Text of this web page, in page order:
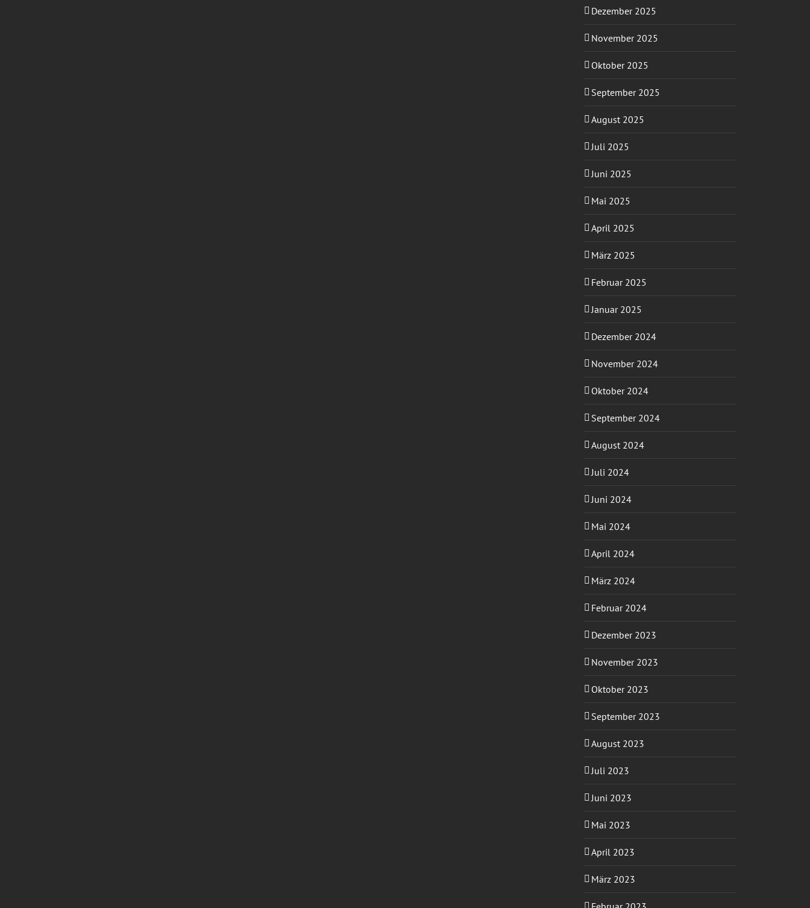
Dezember 2025
November 2025
Oktober 2025
September 2025
August 2025
Juli 2025
Juni 2025
Mai 2025
April 2025
März 2025
Februar 2025
Januar 2025
Dezember 2024
November 2024
Oktober 2024
September 2024
August 2024
Juli 2024
Juni 2024
Mai 2024
April 2024
März 2024
Februar 2024
Dezember 2023
November 2023
Oktober 2023
September 2023
August 2023
Juli 2023
Juni 2023
Mai 2023
April 2023
März 2023